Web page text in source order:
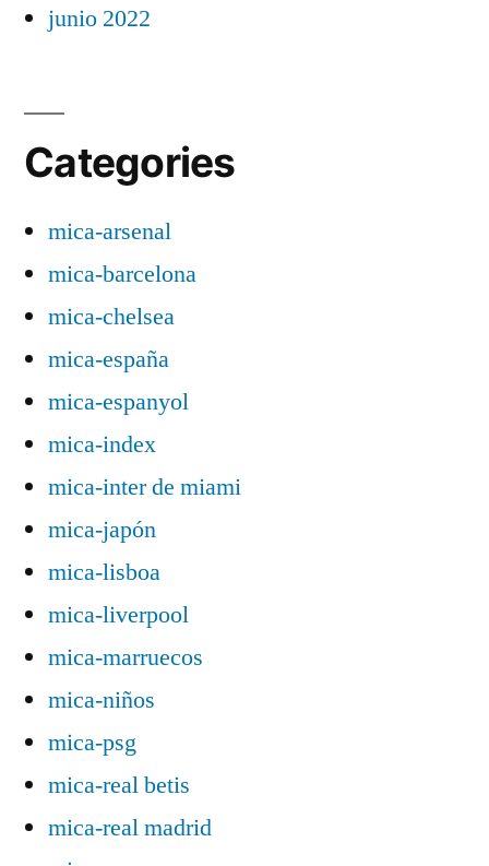
junio 2022
Categories
mica-arsenal
mica-barcelona
mica-chelsea
mica-españa
mica-espanyol
mica-index
mica-inter de miami
mica-japón
mica-lisboa
mica-liverpool
mica-marruecos
mica-niños
mica-psg
mica-real betis
mica-real madrid